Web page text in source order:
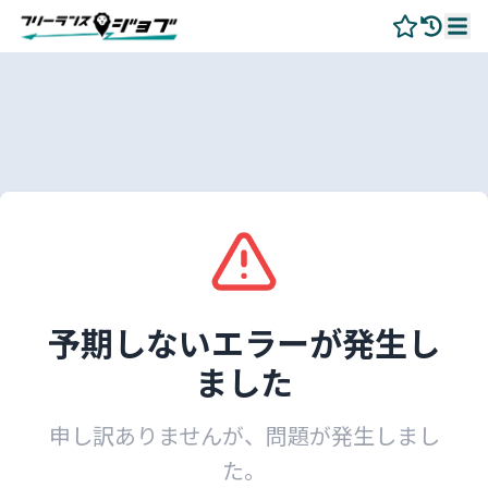
予期しないエラーが発生し
ました
申し訳ありませんが、問題が発生しまし
た。